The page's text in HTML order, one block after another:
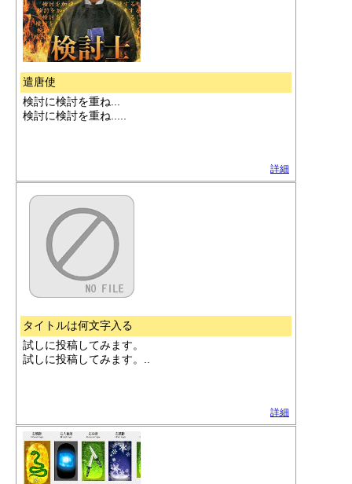
遣唐使
検討に検討を重ね...
検討に検討を重ね.....
詳細
タイトルは何文字入る
試しに投稿してみます。
試しに投稿してみます。..
詳細